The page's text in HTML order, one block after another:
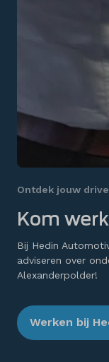
Ontdek jouw drive
Kom
Bij Hedin
adviseren over
Alexanderpolder!
Werken bij